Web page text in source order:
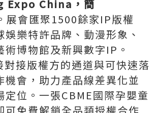
Expo China，簡
展會匯聚1500餘家IP版權
娛樂特許品牌、動漫形象、
術博物館及新興數字IP。
對接版權方的通道與可快速落
機會，助力產品線差異化並
定位。一張CBME國際孕嬰童